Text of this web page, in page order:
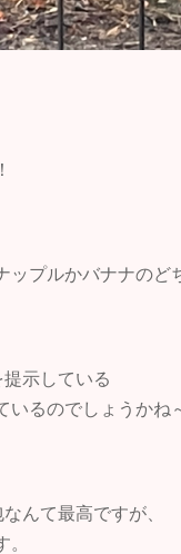
プルかバナナのど
提示している
るのでしょうかね
んて最高ですが、